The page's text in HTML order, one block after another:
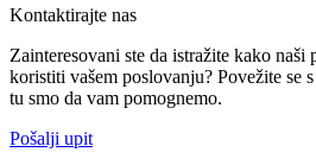
Kontaktirajte nas
Zainteresovani ste da istražite kako
koristiti vašem poslovanju? Povežite se
tu smo da vam pomognemo.
Pošalji upit